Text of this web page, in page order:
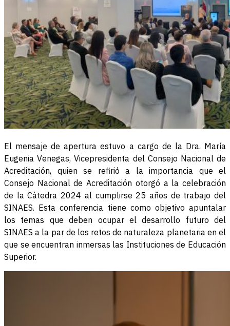
El mensaje de apertura estuvo a cargo de la Dra. María
Eugenia Venegas, Vicepresidenta del Consejo Nacional de
Acreditación, quien se refirió a la importancia que el
Consejo Nacional de Acreditación otorgó a la celebración
de la Cátedra 2024 al cumplirse 25 años de trabajo del
SINAES. Esta conferencia tiene como objetivo apuntalar
los temas que deben ocupar el desarrollo futuro del
SINAES a la par de los retos de naturaleza planetaria en el
que se encuentran inmersas las Instituciones de Educación
Superior.